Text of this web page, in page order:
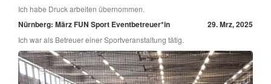
Ich habe Druck arbeiten übernommen.
Nürnberg: März FUN Sport Eventbetreuer*in 29. Mrz, 2025
Ich war als Betreuer einer Sportveranstaltung tätig.